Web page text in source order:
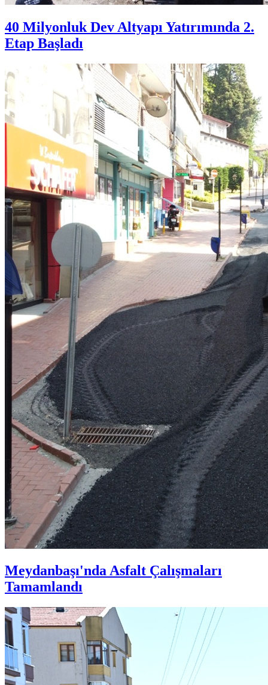
40 Milyonluk Dev Altyapı Yatırımında 2.
Etap Başladı
Meydanbaşı'nda Asfalt Çalışmaları
Tamamlandı